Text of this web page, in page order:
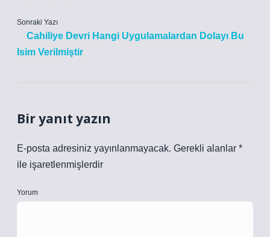
Sonraki Yazı
Cahiliye Devri Hangi Uygulamalardan Dolayı Bu
Isim Verilmiştir
Bir yanıt yazın
E-posta adresiniz yayınlanmayacak. Gerekli alanlar *
ile işaretlenmişlerdir
Yorum